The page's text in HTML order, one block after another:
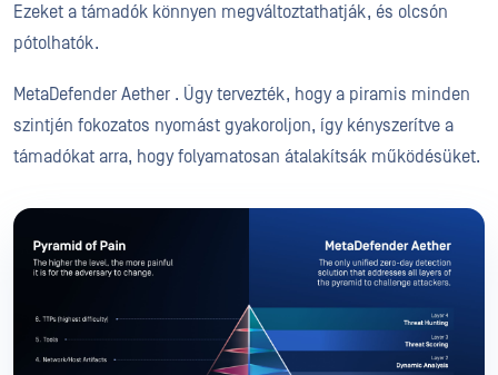
Ezeket a támadók könnyen megváltoztathatják, és olcsón
pótolhatók.
MetaDefender Aether . Úgy tervezték, hogy a piramis minden
szintjén fokozatos nyomást gyakoroljon, így kényszerítve a
támadókat arra, hogy folyamatosan átalakítsák működésüket.